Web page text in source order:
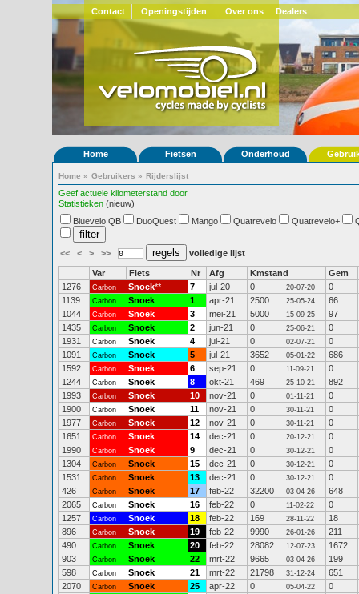
Contact Openingstijden Over ons Dealers
Home Fietsen Onderhoud
Home » Gebruikers » Rijderslijst
Geef actuele kilometerstand door
Statistieken (nieuw)
Bluevelo QB
DuoQuest Mango Quatrevelo Quatrevelo+
<< < > >> volledige lijst
Var Fiets Nr Afg Kmstand
Gem
1276
Carbon Snoek** 7 jul-20 0 20-07-20
0
1139
Carbon Snoek 1 apr-21 2500 25-05-24
66
1044
Carbon Snoek 3 mei-21 5000 15-09-25
97
1435
Carbon Snoek 2 jun-21 0 25-06-21
0
1931
Carbon Snoek 4 jul-21 0 02-07-21
0
1091
Carbon Snoek 5 jul-21 3652 05-01-22
686
1592
Carbon Snoek 6 sep-21 0 11-09-21
0
1244
Carbon Snoek 8 okt-21 469 25-10-21
892
1993
Carbon Snoek 10 nov-21 0 01-11-21
0
1900
Carbon Snoek 11 nov-21 0 30-11-21
0
1977
Carbon Snoek 12 nov-21 0 30-11-21
0
1651
Carbon Snoek 14 dec-21 0 20-12-21
0
1990
Carbon Snoek 9 dec-21 0 30-12-21
0
1304
Carbon Snoek 15 dec-21 0 30-12-21
0
1531
Carbon Snoek 13 dec-21 0 30-12-21
0
426
Carbon Snoek 17 feb-22 32200 03-04-26
648
2065
Carbon Snoek 16 feb-22 0 11-02-22
0
1257
Carbon Snoek 18 feb-22 169 28-11-22
18
896
Carbon Snoek 19 feb-22 9990 26-01-26
211
490
Carbon Snoek 20 feb-22 28082 12-07-23
1672
903
Carbon Snoek 22 mrt-22 9665 03-04-26
199
598
Carbon Snoek 21 mrt-22 21798 31-12-24
651
2070
Carbon Snoek 25 apr-22 0 05-04-22
0